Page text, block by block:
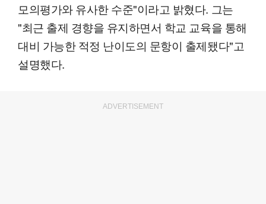
모의평가와 유사한 수준"이라고 밝혔다. 그는
"최근 출제 경향을 유지하면서 학교 교육을 통해
대비 가능한 적정 난이도의 문항이 출제됐다"고
설명했다.
ADVERTISEMENT